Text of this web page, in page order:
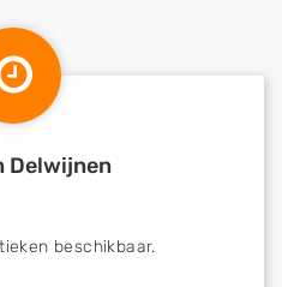
Delwijnen
beschikbaar.